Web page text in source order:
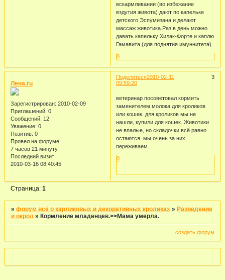
вскармливании (во избежание
вздутия живота) дают по капельке
детского Эспумизана и делают
массаж животика.Раз в день можно
давать капельку Хилак-Форте и каплю
Гамавита (для поднятия имуннитета).
0
Поделиться 3
2010-02-11
09:59:20
Лена.ru
Зарегистрирован: 2010-02-09
Приглашений: 0
Сообщений: 12
Уважение: 0
Позитив: 0
Провел на форуме:
7 часов 21 минуту
Последний визит:
2010-03-16 08:40:45
ветеринар посоветовал кормить
заменителем молока для кроликов
или кошек. для кроликов мы не
нашли, купили для кошек. Животики
не впалые, но складочки всё равно
остаются. мы очень за них
переживаем.
0
Страница:1
»форум всё о карликовых и декоративных кроликах » Разведение
и окрол » Кормление младенцев.>>Мама умерла.
создать форум